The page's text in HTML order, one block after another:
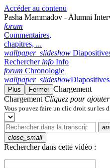
Accéder au contenu
Pasha Mammadov - Alumni
forum
Commentaires,
chapitres, ...
wallpaper_slideshow
Rechercher info Info
forum Chronologie
wallpaper_slideshowDiapositives
Plus Fermer Chargement
Chargement Cliquez pour
Vous pouvez faire un clic droit sur les
close_small
Rechercher dans cette vidéo :